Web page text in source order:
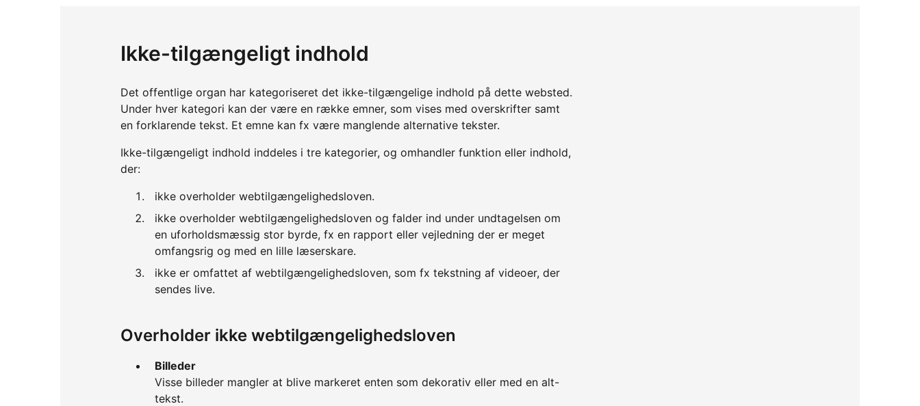
Ikke-tilgængeligt indhold
Det offentlige organ har kategoriseret det ikke-tilgængelige indhold på dette websted.
Under hver kategori kan der være en række emner, som vises med overskrifter samt
en forklarende tekst. Et emne kan fx være manglende alternative tekster.
Ikke-tilgængeligt indhold inddeles i tre kategorier, og omhandler funktion eller indhold,
der:
ikke overholder webtilgængelighedsloven.
ikke overholder webtilgængelighedsloven og falder ind under undtagelsen om
en uforholdsmæssig stor byrde, fx en rapport eller vejledning der er meget
omfangsrig og med en lille læserskare.
ikke er omfattet af webtilgængelighedsloven, som fx tekstning af videoer, der
sendes live.
Overholder ikke webtilgængelighedsloven
Billeder
Visse billeder mangler at blive markeret enten som dekorativ eller med en alt-
tekst.